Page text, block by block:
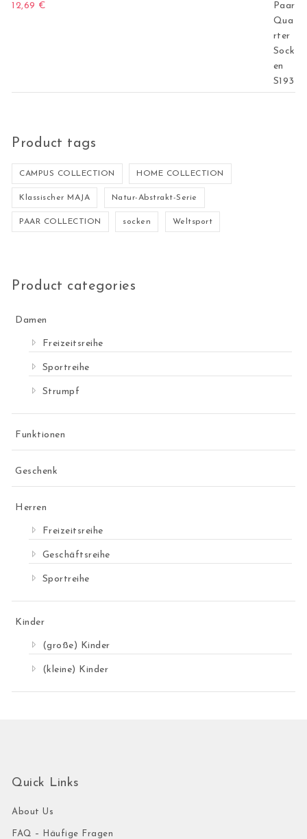
12,69 €
Product tags
CAMPUS COLLECTION HOME COLLECTION
Klassischer MAJA Natur-Abstrakt-Serie
PAAR COLLECTION socken Weltsport
Product categories
Damen
Freizeitsreihe
Sportreihe
Strumpf
Funktionen
Geschenk
Herren
Freizeitsreihe
Geschäftsreihe
Sportreihe
Kinder
(große) Kinder
(kleine) Kinder
Quick Links
About Us
FAQ – Häufige Fragen